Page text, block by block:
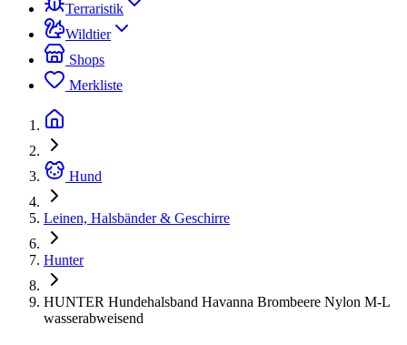
Terraristik
Wildtier
Shops
Merkliste
Hund
Leinen, Halsbänder & Geschirre
Hunter
HUNTER Hundehalsband Havanna Brombeere Nylon M-L
wasserabweisend